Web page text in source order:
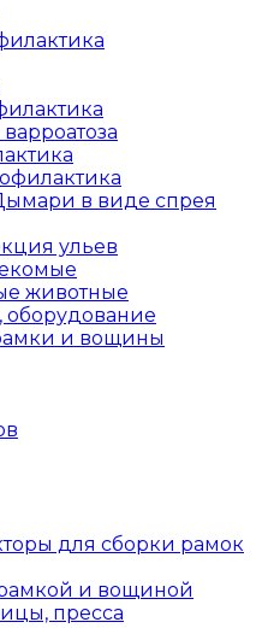
в виде спрея
ульев
животные
и вощины
для сборки рамок
и вощиной
пресса